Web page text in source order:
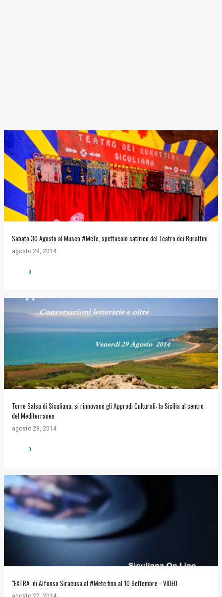
Sabato 30 Agosto al Museo #MeTe, spettacolo satirico del Teatro dei Burattini
agosto 29, 2014
0
Torre Salsa di Siculiana, si rinnovano gli Approdi Culturali: la Sicilia al centro
del Mediterraneo
agosto 28, 2014
0
"EXTRA" di Alfonso Siracusa al #Mete fino al 10 Settembre - VIDEO